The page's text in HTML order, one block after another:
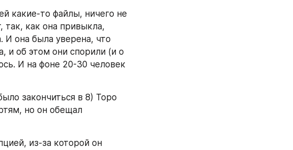
какие-то файлы, ничего не
так, как она привыкла,
И она была уверена, что
и об этом они спорили (и о
И на фоне 20-30 человек
закончиться в 8) Торо
но он обещал
из-за которой он